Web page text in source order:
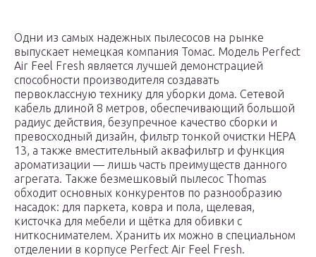
Одни из самых надежных пылесосов на рынке
выпускает немецкая компания Томас. Модель Perfect
Air Feel Fresh является лучшей демонстрацией
способности производителя создавать
первоклассную технику для уборки дома. Сетевой
кабель длиной 8 метров, обеспечивающий большой
радиус действия, безупречное качество сборки и
превосходный дизайн, фильтр тонкой очистки HEPA
13, а также вместительный аквафильтр и функция
ароматизации — лишь часть преимуществ данного
агрегата. Также безмешковый пылесос Thomas
обходит основных конкурентов по разнообразию
насадок: для паркета, ковра и пола, щелевая,
кисточка для мебели и щётка для обивки с
ниткоснимателем. Хранить их можно в специальном
отделении в корпусе Perfect Air Feel Fresh.